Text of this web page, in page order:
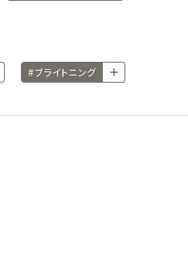
#ブライトニング